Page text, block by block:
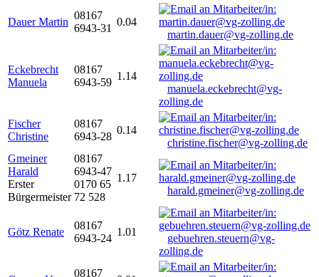
Dauer Martin
08167
6943-31
0.04
martin.dauer@vg-zolling.de
Eckebrecht
Manuela
08167
6943-59
1.14
manuela.eckebrecht@vg-
zolling.de
Fischer
Christine
08167
6943-28
0.14
christine.fischer@vg-zolling.de
Gmeiner
Harald
Erster
Bürgermeister
08167
6943-47
0170 65
72 528
1.17
harald.gmeiner@vg-zolling.de
Götz Renate
08167
6943-24
1.01
gebuehren.steuern@vg-
zolling.de
08167